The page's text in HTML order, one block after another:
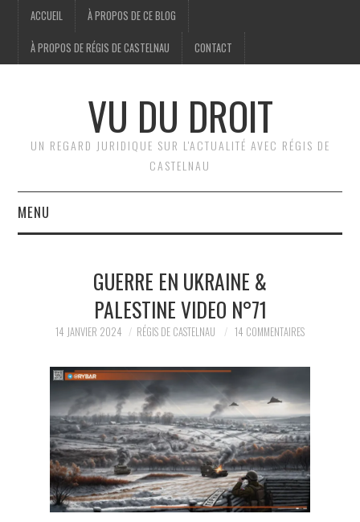
ACCUEIL À PROPOS DE CE BLOG
À PROPOS DE RÉGIS DE CASTELNAU CONTACT
VU DU DROIT
UN REGARD JURIDIQUE SUR L'ACTUALITÉ AVEC RÉGIS DE
CASTELNAU
MENU
JURIDIQUE
POLITIQUE
HISTOIRE
CULTURE
SPORT
GUERRE EN UKRAINE &
PALESTINE VIDEO N°71
14 JANVIER 2024 RÉGIS DE CASTELNAU 14 COMMENTAIRES